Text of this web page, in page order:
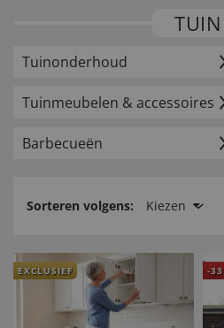
TUIN
Tuinonderhoud
Tuinmeubelen & accessoires
Barbecueën
Sorteren volgens: Kiezen
EXCLUSIEF -33